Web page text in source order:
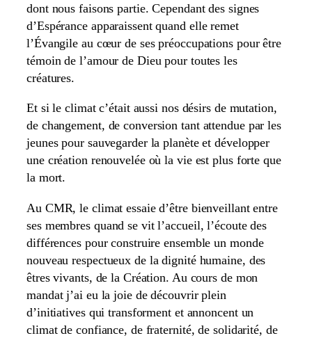
dont nous faisons partie. Cependant des signes
d’Espérance apparaissent quand elle remet
l’Évangile au cœur de ses préoccupations pour être
témoin de l’amour de Dieu pour toutes les
créatures.
Et si le climat c’était aussi nos désirs de mutation,
de changement, de conversion tant attendue par les
jeunes pour sauvegarder la planète et développer
une création renouvelée où la vie est plus forte que
la mort.
Au CMR, le climat essaie d’être bienveillant entre
ses membres quand se vit l’accueil, l’écoute des
différences pour construire ensemble un monde
nouveau respectueux de la dignité humaine, des
êtres vivants, de la Création. Au cours de mon
mandat j’ai eu la joie de découvrir plein
d’initiatives qui transforment et annoncent un
climat de confiance, de fraternité, de solidarité, de